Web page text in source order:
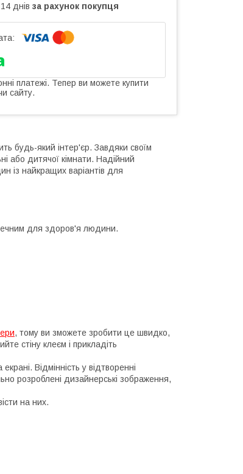
днів за рахунок покупця
платежі. Тепер ви можете купити
сайту.
будь-який інтер'єр. Завдяки своїм
або дитячої кімнати. Надійний
із найкращих варіантів для
для здоров'я людини.
, тому ви зможете зробити це швидко,
стіну клеєм і прикладіть
Відмінність у відтворенні
розроблені дизайнерські зображення,
на них.